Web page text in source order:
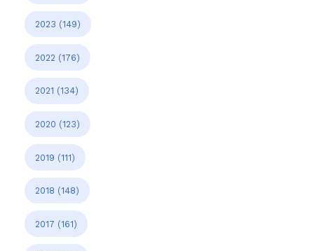
2023 (149)
2022 (176)
2021 (134)
2020 (123)
2019 (111)
2018 (148)
2017 (161)